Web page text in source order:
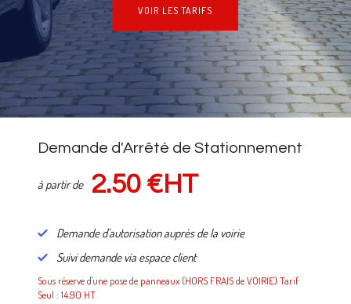
VOIR LES TARIFS
NOS TARIFS
Demande d'Arrêté de Stationnement
à partir de 2.50 €HT
Demande d'autorisation auprès de la voirie
Suivi demande via espace client
Sous réserve d'une pose de panneaux (HORS FRAIS de VOIRIE) Tarif
Seul : 14.90 HT